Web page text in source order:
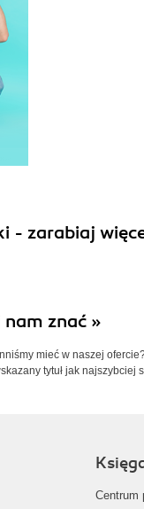
- zarabiaj
znać »
mieć w naszej
tytuł jak najszybciej
Centrum